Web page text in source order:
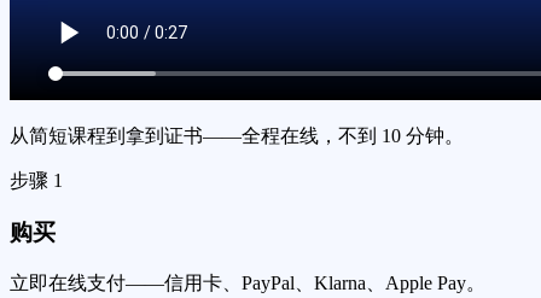
从简短课程到拿到证书——全程在线，不到 10 分钟。
步骤 1
购买
立即在线支付——信用卡、PayPal、Klarna、Apple Pay。